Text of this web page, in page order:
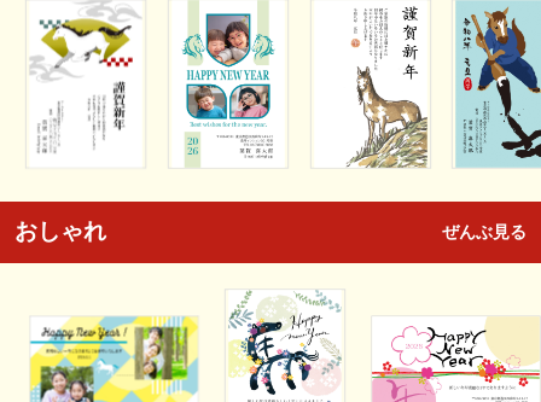
おしゃれ ぜんぶ見る